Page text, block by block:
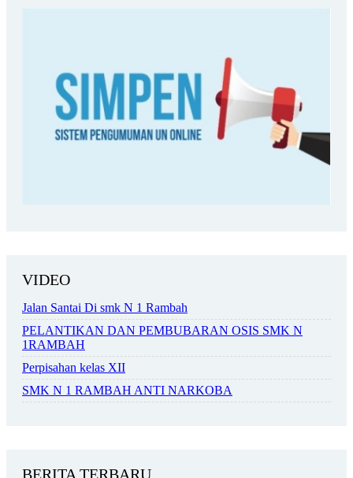
VIDEO
Jalan Santai Di smk N 1 Rambah
PELANTIKAN DAN PEMBUBARAN OSIS SMK N
1RAMBAH
Perpisahan kelas XII
SMK N 1 RAMBAH ANTI NARKOBA
BERITA TERBARU